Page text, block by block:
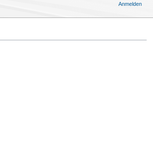
Anmelden